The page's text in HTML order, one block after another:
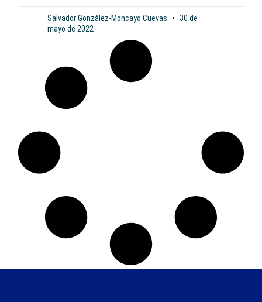
Salvador González-Moncayo Cuevas
30 de
mayo de 2022